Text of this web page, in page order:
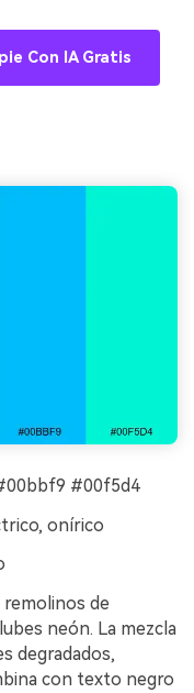
Con IA Gratis
#00f5d4
onírico
remolinos de
neón. La mezcla
degradados,
con texto negro